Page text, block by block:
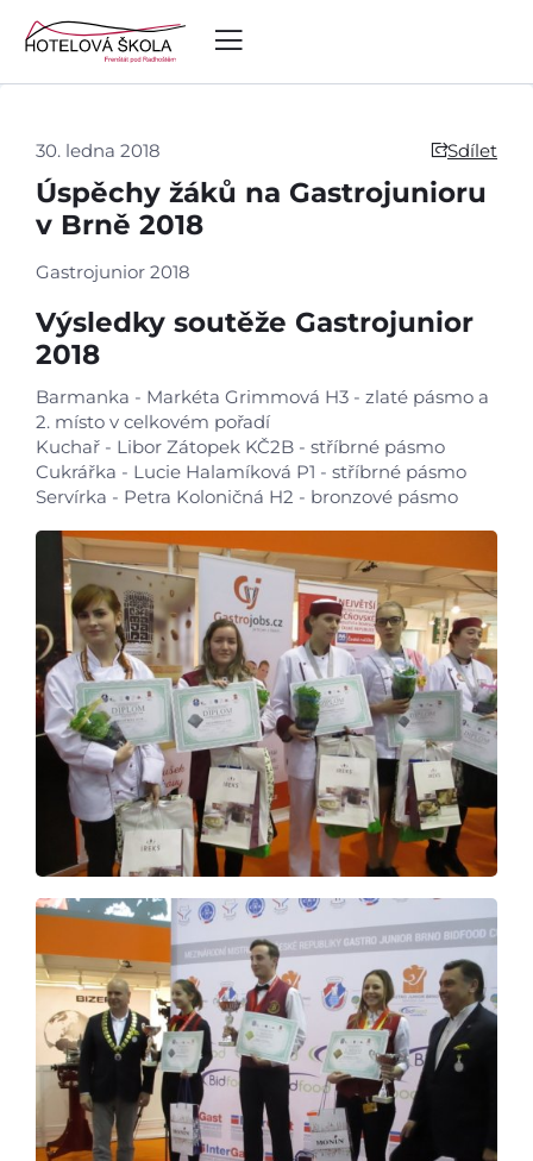
Aktuálně
Škola
Studium
Projekty
Foto
Video a audio
Virtuální prohlídka
Kontakty
30. ledna 2018 Sdílet
Úspěchy žáků na Gastrojunioru
v Brně 2018
Gastrojunior 2018
Výsledky soutěže Gastrojunior
2018
Barmanka - Markéta Grimmová H3 - zlaté pásmo a
2. místo v celkovém pořadí
Kuchař - Libor Zátopek KČ2B - stříbrné pásmo
Cukrářka - Lucie Halamíková P1 - stříbrné pásmo
Servírka - Petra Koloničná H2 - bronzové pásmo